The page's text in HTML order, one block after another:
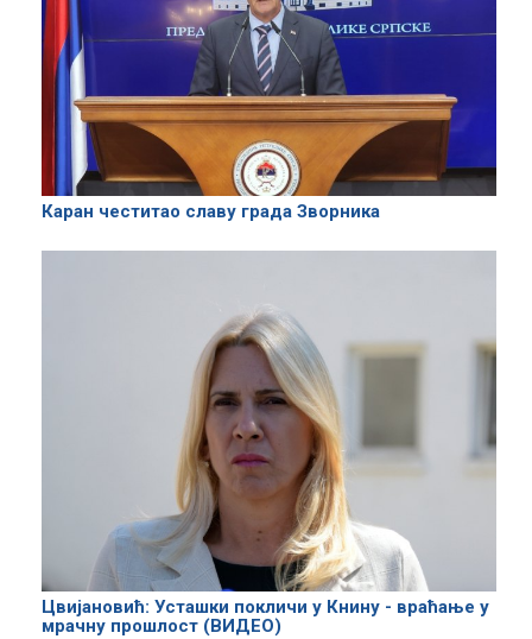
Каран честитао славу града Зворника
Цвијановић: Усташки покличи у Книну - враћање у
мрачну прошлост (ВИДЕО)